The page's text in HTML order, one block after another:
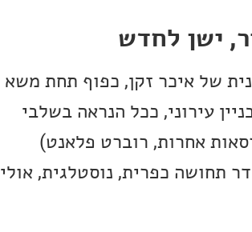
ישן לחדש
של איכר זקן, כפוף תחת משא
עירוני, ככל הנראה בשלבי
אחרות, רוברט פלאנט)
תחושה כפרית, נוסטלגית, אולי